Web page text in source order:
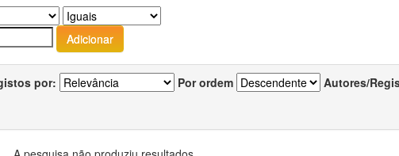
por: Por ordem Autores/